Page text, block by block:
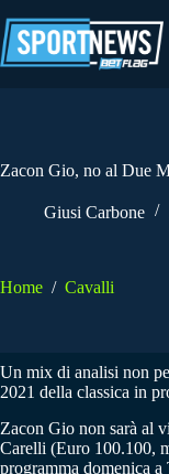
al
contenuto
Zacon Gio, no al Due
Giusi Carbone
Home / Cavalli
Un mix di analisi non
2021 della classica in
Zacon Gio non sarà al
Carelli (Euro 100.100,
programma domenica a